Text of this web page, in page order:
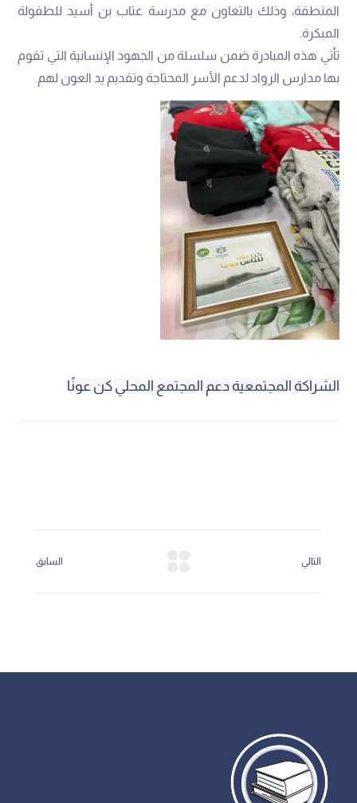
المنطقة، وذلك بالتعاون مع مدرسة عتاب بن أسيد للطفولة
المبكرة.
تأتي هذه المبادرة ضمن سلسلة من الجهود الإنسانية التي تقوم
بها مدارس الرواد لدعم الأسر المحتاجة وتقديم يد العون لهم.
الشراكة المجتمعية دعم المجتمع المحلي كن عونًا
السابق التالي